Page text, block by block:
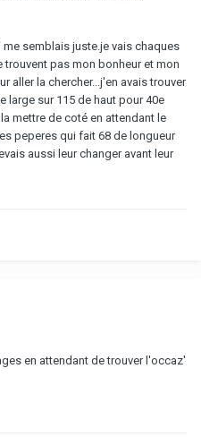
semblais juste.je vais chaques
pas mon bonheur et mon
aller la chercher...j'en avais trouver
large sur 115 de haut pour 40e
mettre de coté en attendant le
peperes qui fait 68 de longueur
aussi leur changer avant leur
en attendant de trouver l'occaz'